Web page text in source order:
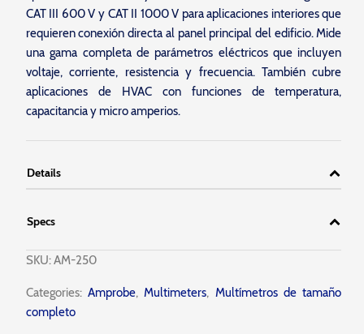
CAT III 600 V y CAT II 1000 V para aplicaciones interiores que
requieren conexión directa al panel principal del edificio. Mide
una gama completa de parámetros eléctricos que incluyen
voltaje, corriente, resistencia y frecuencia. También cubre
aplicaciones de HVAC con funciones de temperatura,
capacitancia y micro amperios.
Details
Specs
SKU:AM-250
Categories:Amprobe, Multimeters, Multímetros de tamaño
completo